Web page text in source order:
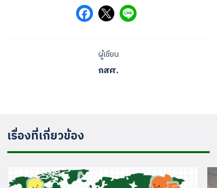
ผู้เขียน
กสศ.
เรื่องที่เกี่ยวข้อง